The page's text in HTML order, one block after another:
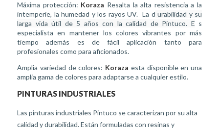
Máxima protección: Koraza Resalta la alta resistencia a la
intemperie, la humedad y los rayos UV. La d urabilidad y su
larga vida útil de 5 años con la calidad de Pintuco. E s
especialista en mantener los colores vibrantes por más
tiempo además es de fácil aplicación tanto para
profesionales como para aficionados.
Amplia variedad de colores: Koraza esta disponible en una
amplia gama de colores para adaptarse a cualquier estilo.
PINTURAS INDUSTRIALES
Las pinturas industriales Pintuco se caracterizan por su alta
calidad y durabilidad. Están formuladas con resinas y